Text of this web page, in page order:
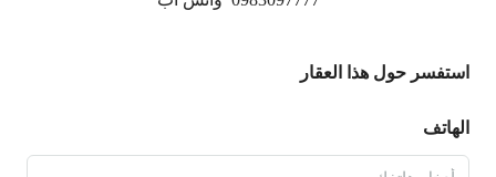
استفسر حول هذا العقار
الهاتف